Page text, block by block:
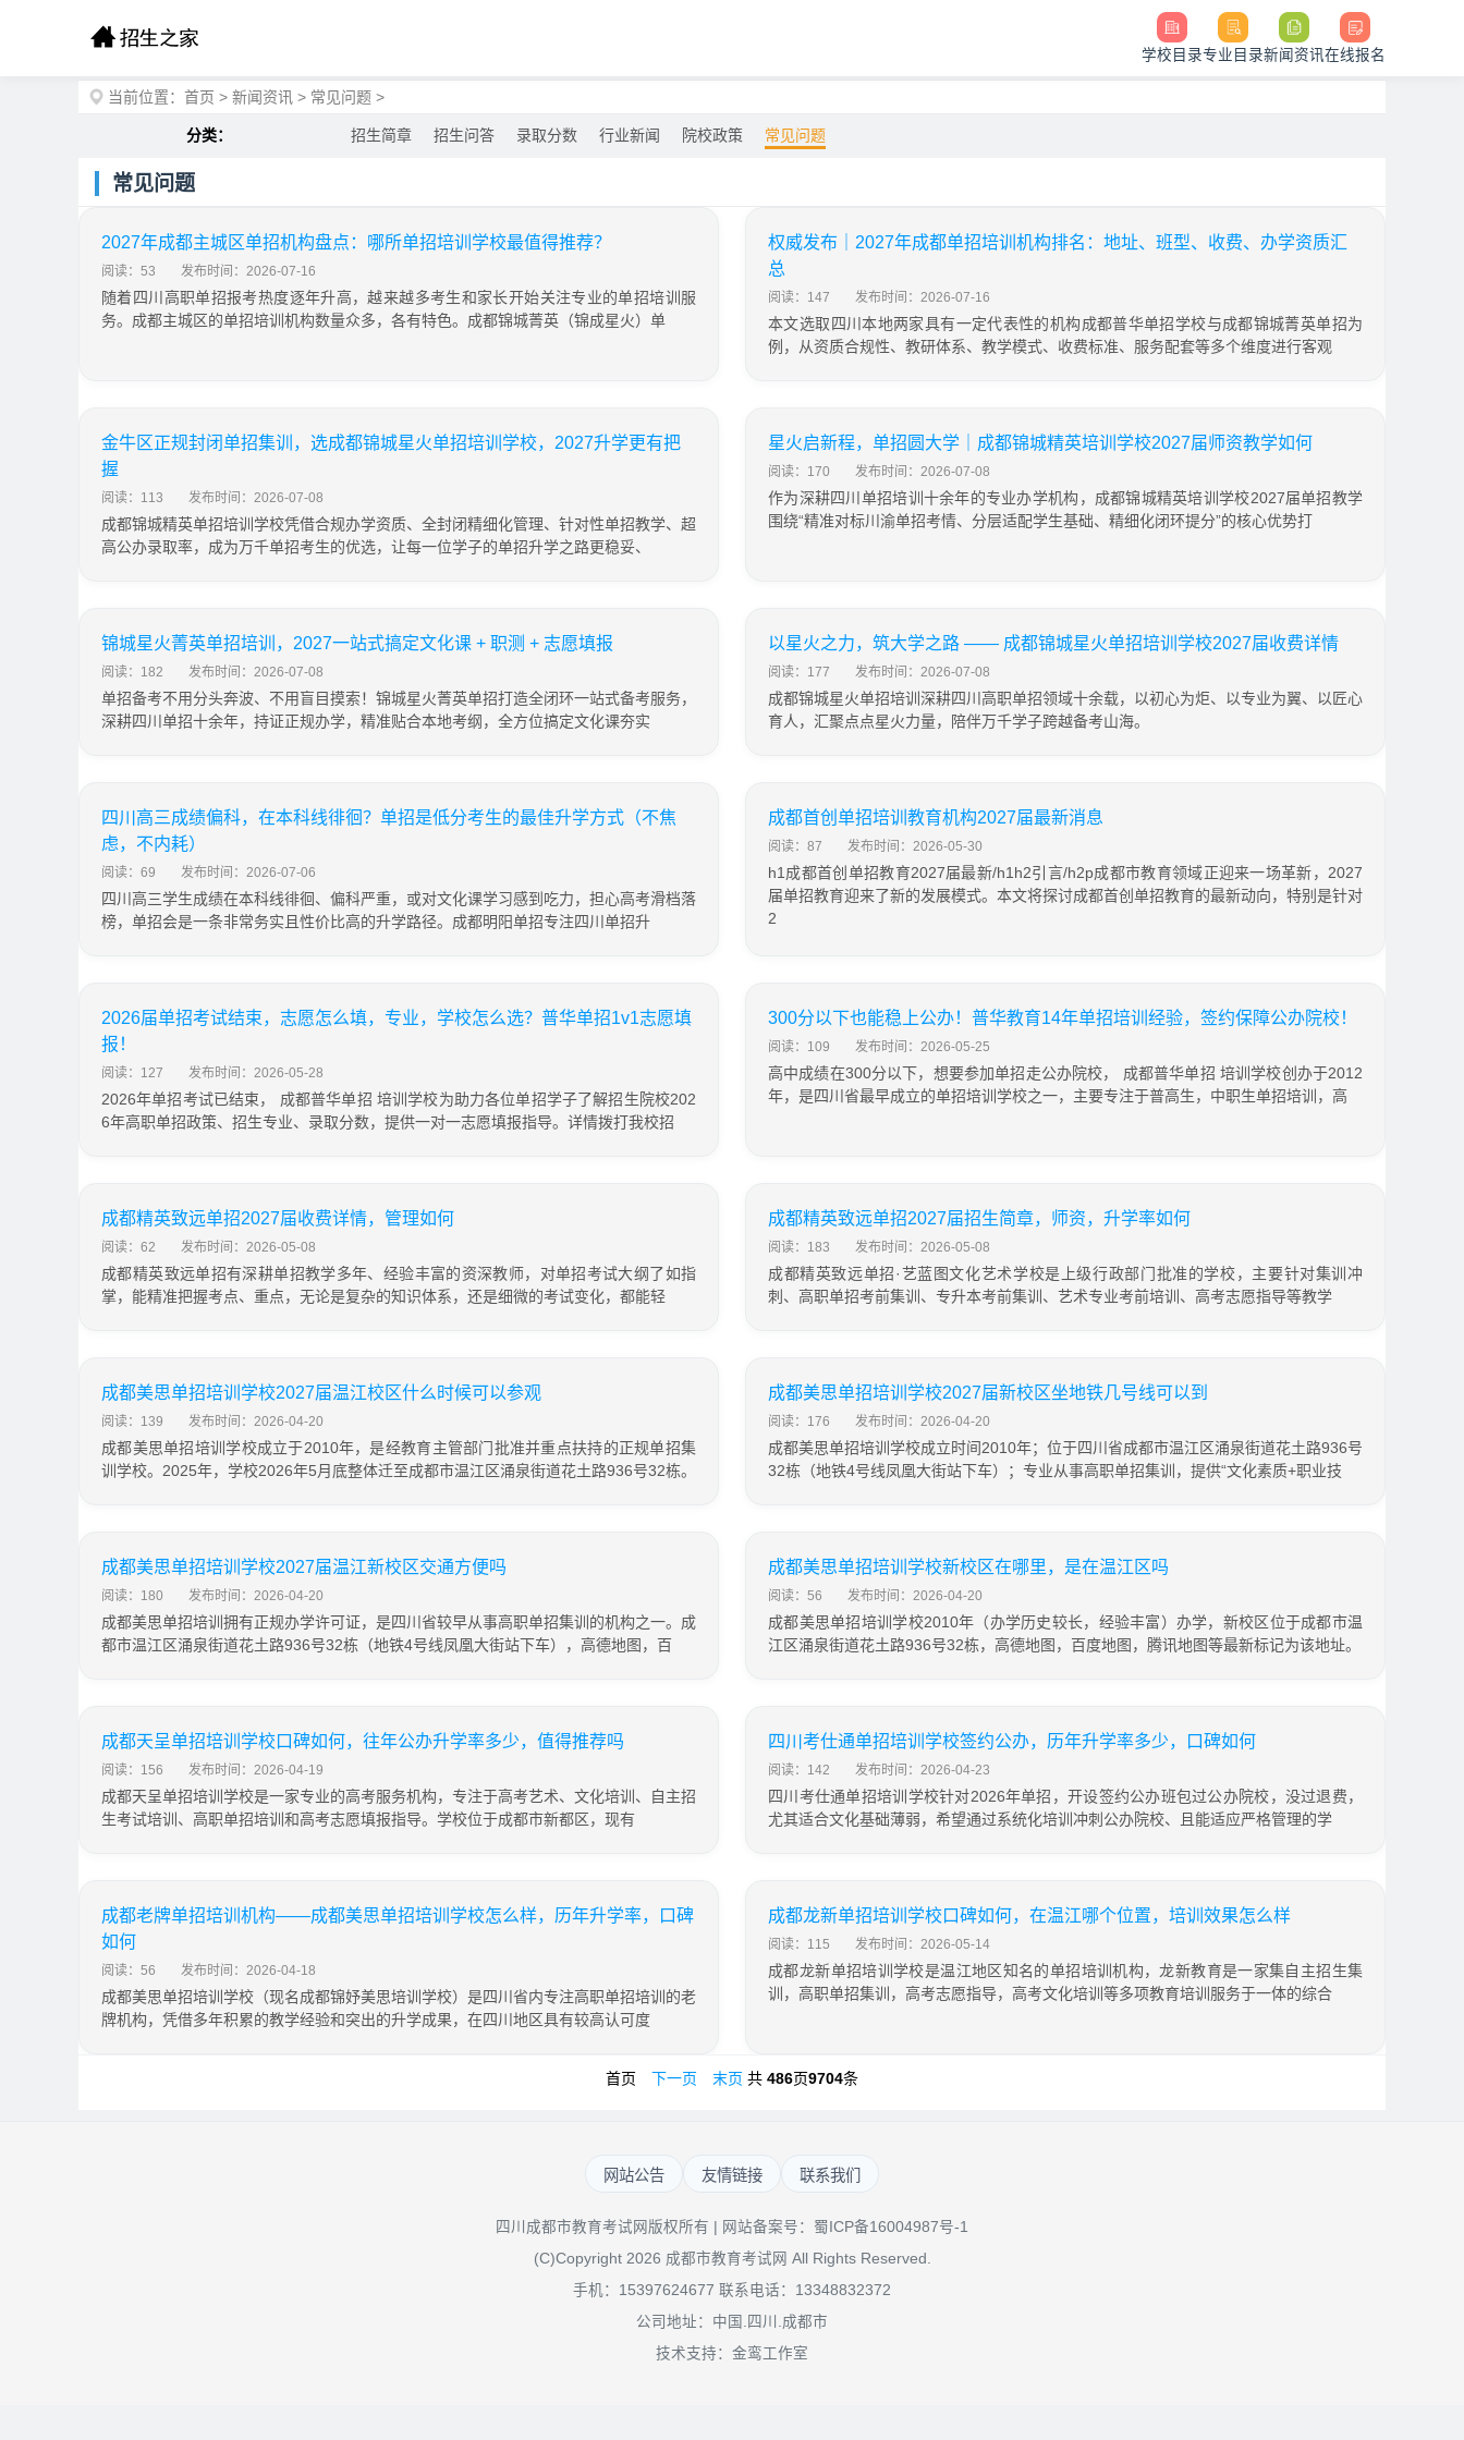
学校目录专业目录新闻资讯在线报名
当前位置： 首页 > 新闻资讯 > 常见问题 >
分类： 招生简章 招生问答 录取分数 行业新闻 院校政策 常见问题
常见问题
2027年成都主城区单招机构盘点：哪所单招培训学校最值得推荐？
阅读：53 发布时间：2026-07-16
随着四川高职单招报考热度逐年升高，越来越多考生和家长开始关注专业的单招培训服
务。成都主城区的单招培训机构数量众多，各有特色。成都锦城菁英（锦成星火）单
权威发布｜2027年成都单招培训机构排名：地址、班型、收费、办学资质汇
总
阅读：147 发布时间：2026-07-16
本文选取四川本地两家具有一定代表性的机构成都普华单招学校与成都锦城菁英单招为
例，从资质合规性、教研体系、教学模式、收费标准、服务配套等多个维度进行客观
金牛区正规封闭单招集训，选成都锦城星火单招培训学校，2027升学更有把
握
阅读：113 发布时间：2026-07-08
成都锦城精英单招培训学校凭借合规办学资质、全封闭精细化管理、针对性单招教学、超
高公办录取率，成为万千单招考生的优选，让每一位学子的单招升学之路更稳妥、
星火启新程，单招圆大学｜成都锦城精英培训学校2027届师资教学如何
阅读：170 发布时间：2026-07-08
作为深耕四川单招培训十余年的专业办学机构，成都锦城精英培训学校2027届单招教学
围绕“精准对标川渝单招考情、分层适配学生基础、精细化闭环提分”的核心优势打
锦城星火菁英单招培训，2027一站式搞定文化课 + 职测 + 志愿填报
阅读：182 发布时间：2026-07-08
单招备考不用分头奔波、不用盲目摸索！锦城星火菁英单招打造全闭环一站式备考服务，
深耕四川单招十余年，持证正规办学，精准贴合本地考纲，全方位搞定文化课夯实
以星火之力，筑大学之路 —— 成都锦城星火单招培训学校2027届收费详情
阅读：177 发布时间：2026-07-08
成都锦城星火单招培训深耕四川高职单招领域十余载，以初心为炬、以专业为翼、以匠心
育人，汇聚点点星火力量，陪伴万千学子跨越备考山海。
四川高三成绩偏科，在本科线徘徊？单招是低分考生的最佳升学方式（不焦
虑，不内耗）
阅读：69 发布时间：2026-07-06
四川高三学生成绩在本科线徘徊、偏科严重，或对文化课学习感到吃力，担心高考滑档落
榜，单招会是一条非常务实且性价比高的升学路径。成都明阳单招专注四川单招升
成都首创单招培训教育机构2027届最新消息
阅读：87 发布时间：2026-05-30
h1成都首创单招教育2027届最新/h1h2引言/h2p成都市教育领域正迎来一场革新，2027
届单招教育迎来了新的发展模式。本文将探讨成都首创单招教育的最新动向，特别是针对
2
2026届单招考试结束，志愿怎么填，专业，学校怎么选？普华单招1v1志愿填
报！
阅读：127 发布时间：2026-05-28
2026年单招考试已结束， 成都普华单招 培训学校为助力各位单招学子了解招生院校202
6年高职单招政策、招生专业、录取分数，提供一对一志愿填报指导。详情拨打我校招
300分以下也能稳上公办！普华教育14年单招培训经验，签约保障公办院校！
阅读：109 发布时间：2026-05-25
高中成绩在300分以下，想要参加单招走公办院校， 成都普华单招 培训学校创办于2012
年，是四川省最早成立的单招培训学校之一，主要专注于普高生，中职生单招培训，高
成都精英致远单招2027届收费详情，管理如何
阅读：62 发布时间：2026-05-08
成都精英致远单招有深耕单招教学多年、经验丰富的资深教师，对单招考试大纲了如指
掌，能精准把握考点、重点，无论是复杂的知识体系，还是细微的考试变化，都能轻
成都精英致远单招2027届招生简章，师资，升学率如何
阅读：183 发布时间：2026-05-08
成都精英致远单招·艺蓝图文化艺术学校是上级行政部门批准的学校，主要针对集训冲
刺、高职单招考前集训、专升本考前集训、艺术专业考前培训、高考志愿指导等教学
成都美思单招培训学校2027届温江校区什么时候可以参观
阅读：139 发布时间：2026-04-20
成都美思单招培训学校成立于2010年，是经教育主管部门批准并重点扶持的正规单招集
训学校。2025年，学校2026年5月底整体迁至成都市温江区涌泉街道花土路936号32栋。
成都美思单招培训学校2027届新校区坐地铁几号线可以到
阅读：176 发布时间：2026-04-20
成都美思单招培训学校成立时间2010年；位于四川省成都市温江区涌泉街道花土路936号
32栋（地铁4号线凤凰大街站下车）；专业从事高职单招集训，提供“文化素质+职业技
成都美思单招培训学校2027届温江新校区交通方便吗
阅读：180 发布时间：2026-04-20
成都美思单招培训拥有正规办学许可证，是四川省较早从事高职单招集训的机构之一。成
都市温江区涌泉街道花土路936号32栋（地铁4号线凤凰大街站下车），高德地图，百
成都美思单招培训学校新校区在哪里，是在温江区吗
阅读：56 发布时间：2026-04-20
成都美思单招培训学校2010年（办学历史较长，经验丰富）办学，新校区位于成都市温
江区涌泉街道花土路936号32栋，高德地图，百度地图，腾讯地图等最新标记为该地址。
成都天呈单招培训学校口碑如何，往年公办升学率多少，值得推荐吗
阅读：156 发布时间：2026-04-19
成都天呈单招培训学校是一家专业的高考服务机构，专注于高考艺术、文化培训、自主招
生考试培训、高职单招培训和高考志愿填报指导。学校位于成都市新都区，现有
四川考仕通单招培训学校签约公办，历年升学率多少，口碑如何
阅读：142 发布时间：2026-04-23
四川考仕通单招培训学校针对2026年单招，开设签约公办班包过公办院校，没过退费，
尤其适合文化基础薄弱，希望通过系统化培训冲刺公办院校、且能适应严格管理的学
成都老牌单招培训机构——成都美思单招培训学校怎么样，历年升学率，口碑
如何
阅读：56 发布时间：2026-04-18
成都美思单招培训学校（现名成都锦妤美思培训学校）是四川省内专注高职单招培训的老
牌机构，凭借多年积累的教学经验和突出的升学成果，在四川地区具有较高认可度
成都龙新单招培训学校口碑如何，在温江哪个位置，培训效果怎么样
阅读：115 发布时间：2026-05-14
成都龙新单招培训学校是温江地区知名的单招培训机构，龙新教育是一家集自主招生集
训，高职单招集训，高考志愿指导，高考文化培训等多项教育培训服务于一体的综合
首页 下一页 末页 共 486页9704条
网站公告 友情链接 联系我们
四川成都市教育考试网版权所有 | 网站备案号： 蜀ICP备16004987号-1
(C)Copyright 2026 成都市教育考试网 All Rights Reserved.
手机：15397624677 联系电话：13348832372
公司地址：中国.四川.成都市
技术支持：金鸾工作室